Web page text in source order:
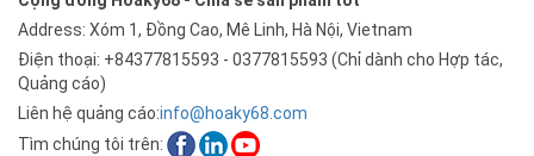
Address: Xóm 1, Đồng Cao, Mê Linh, Hà Nội, Vietnam
Điện thoại: +84377815593 - 0377815593 (Chỉ dành cho Hợp tác,
Quảng cáo)
Liên hệ quảng cáo:info@hoaky68.com
Tìm chúng tôi trên: